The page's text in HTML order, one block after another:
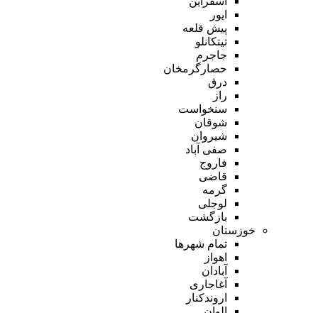
ایور
پیش قلعه
تیتکانلو
جاجرم
حصارگرمخان
درق
راز
سنخواست
شوقان
شیروان
صفی آباد
فاروج
قاضی
گرمه
لوجلی
بازگشت
خوزستان
تمام شهر‌ها
اهواز
آبادان
آغاجاری
اروندکنار